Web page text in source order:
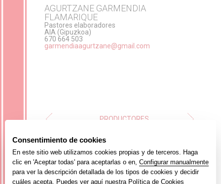
AGURTZANE GARMENDIA
FLAMARIQUE
Pastores elaboradores
AIA (Gipuzkoa)
670 664 503
garmendiaagurtzane@gmail.com
PRODUCTORES